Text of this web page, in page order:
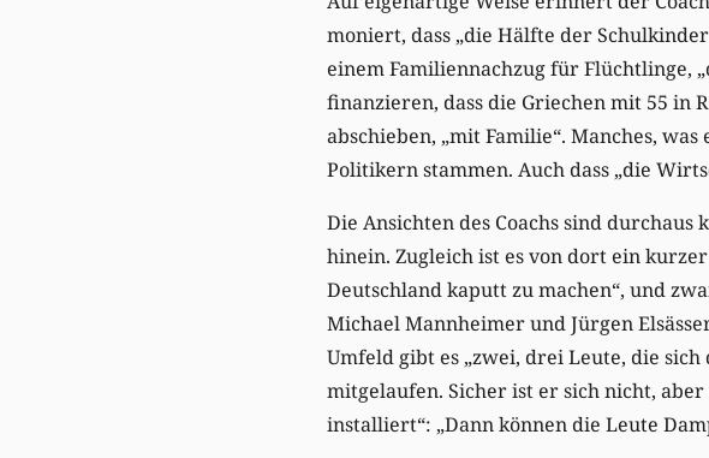
moniert, dass „die Hälfte der
einem Familiennachzug für Flüchtlinge,
finanzieren, dass die Griechen mit 55 in
abschieben, „mit Familie“. Manches,
Politikern stammen. Auch dass „die
Die Ansichten des Coachs sind
hinein. Zugleich ist es von dort ein
Deutschland kaputt zu machen“, und
Michael Mannheimer und Jürgen
Umfeld gibt es „zwei, drei Leute, die
mitgelaufen. Sicher ist er sich nicht,
installiert“: „Dann können die Leute